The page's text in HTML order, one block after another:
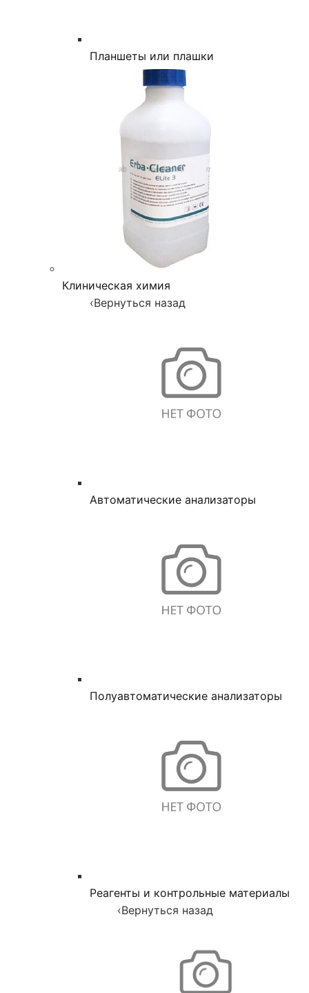
Планшеты или плашки
Клиническая химия
‹Вернуться назад
Автоматические анализаторы
Полуавтоматические анализаторы
Реагенты и контрольные материалы
‹Вернуться назад